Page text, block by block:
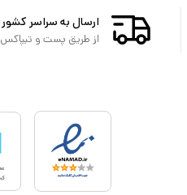
ارسال به سراسر کشور
از طریق پست و تیپاکس